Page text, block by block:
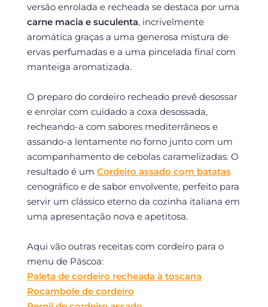
versão enrolada e recheada se destaca por uma
carne macia e suculenta, incrivelmente
aromática graças a uma generosa mistura de
ervas perfumadas e a uma pincelada final com
manteiga aromatizada.
O preparo do cordeiro recheado prevê desossar
e enrolar com cuidado a coxa desossada,
recheando-a com sabores mediterrâneos e
assando-a lentamente no forno junto com um
acompanhamento de cebolas caramelizadas. O
resultado é um Cordeiro assado com batatas
cenográfico e de sabor envolvente, perfeito para
servir um clássico eterno da cozinha italiana em
uma apresentação nova e apetitosa.
Aqui vão outras receitas com cordeiro para o
menu de Páscoa:
Paleta de cordeiro recheada à toscana
Rocambole de cordeiro